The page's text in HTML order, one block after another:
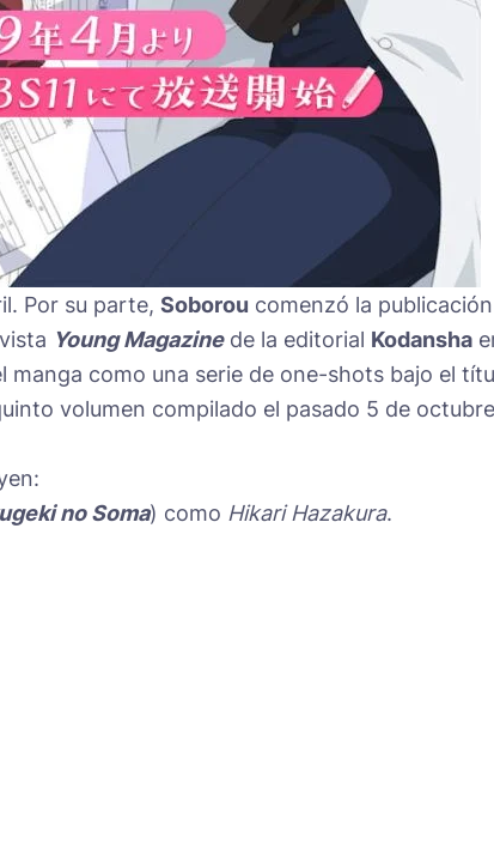
Por su parte, Soborou comenzó la publicación
Young Magazinede la editorial Kodansha
manga como una serie de one-shots bajo el
volumen compilado el pasado 5 de
no Soma) como Hikari Hazakura.